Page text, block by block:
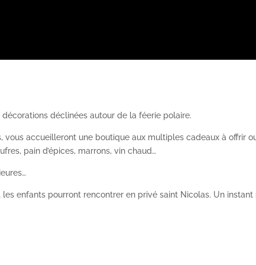
déclinées autour de la féerie polaire.
accueilleront une boutique aux multiples cadeaux à offrir
pain d’épices, marrons, vin chaud…
enfants pourront rencontrer en privé saint Nicolas. Un